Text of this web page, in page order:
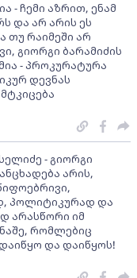
- ჩემი აზრით, ენამ
და არ არის ეს
თუ რაიმეში არ
გიორგი ბარამიძის
- პროკურატურა
დევნას
- გიორგი
არის,
პოლიტიკურად და
არასწორი იმ
რომლებიც
და დაიწყოს!